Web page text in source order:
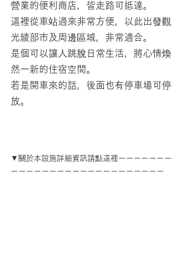
營業的便利商店，皆走路可抵達。
這裡從車站過來非常方便，以此出發觀
光綾部市及周邊區域，非常適合。
是個可以讓人跳脫日常生活，將心情煥
然一新的住宿空間。
若是開車來的話，後面也有停車場可停
放。
▼關於本設施詳細資訊請點這裡ーーーーーーー
ーーーーーーーーーーーーーーーーーーーー